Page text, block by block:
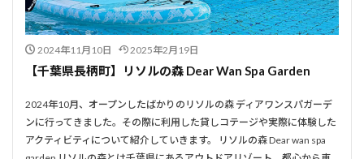
2024年11月10日 2025年2月19日
【千葉県長柄町】リソルの森 Dear Wan Spa Garden
2024年10月、オープンしたばかりのリソルの森 ディアワンスパガーデ
ンに行ってきました。その際に利用した貸しコテージや実際に体験した
アクティビティについて紹介していきます。 リソルの森 Dear wan spa